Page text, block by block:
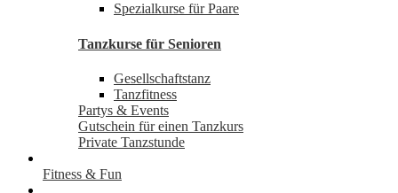
Spezialkurse für Paare
Tanzkurse für Senioren
Gesellschaftstanz
Tanzfitness
Partys & Events
Gutschein für einen Tanzkurs
Private Tanzstunde
Fitness & Fun